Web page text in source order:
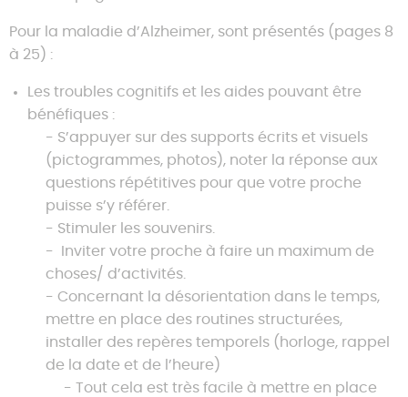
Pour la maladie d’Alzheimer, sont présentés (pages 8
à 25) :
Les troubles cognitifs et les aides pouvant être
bénéfiques :
S’appuyer sur des supports écrits et visuels
(pictogrammes, photos), noter la réponse aux
questions répétitives pour que votre proche
puisse s’y référer.
Stimuler les souvenirs.
Inviter votre proche à faire un maximum de
choses/ d’activités.
Concernant la désorientation dans le temps,
mettre en place des routines structurées,
installer des repères temporels (horloge, rappel
de la date et de l’heure)
Tout cela est très facile à mettre en place